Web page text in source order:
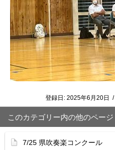
登録日: 2025年6月20日 /
このカテゴリー内の他のページ
7/25 県吹奏楽コンクール